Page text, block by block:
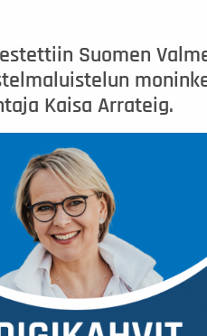
Suomen
Kaisa Arrateig.